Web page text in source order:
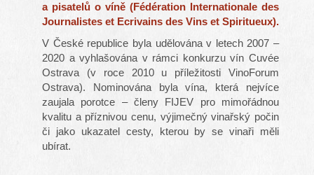
a pisatelů o víně (Fédération Internationale des
Journalistes et Ecrivains des Vins et Spiritueux).
V České republice byla udělována v letech 2007 –
2020 a vyhlašována v rámci konkurzu vín Cuvée
Ostrava (v roce 2010 u příležitosti VinoForum
Ostrava). Nominována byla vína, která nejvíce
zaujala porotce – členy FIJEV pro mimořádnou
kvalitu a příznivou cenu, výjimečný vinařský počin
či jako ukazatel cesty, kterou by se vinaři měli
ubírat.